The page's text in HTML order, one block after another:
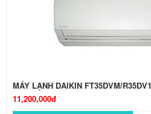
MÁY LẠNH DAIKIN FT35DVM/R35DV1
11,200,000đ